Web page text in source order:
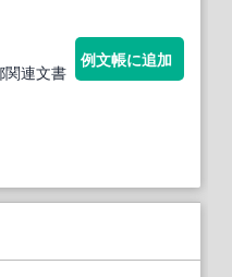
関連文書
例文帳に追加